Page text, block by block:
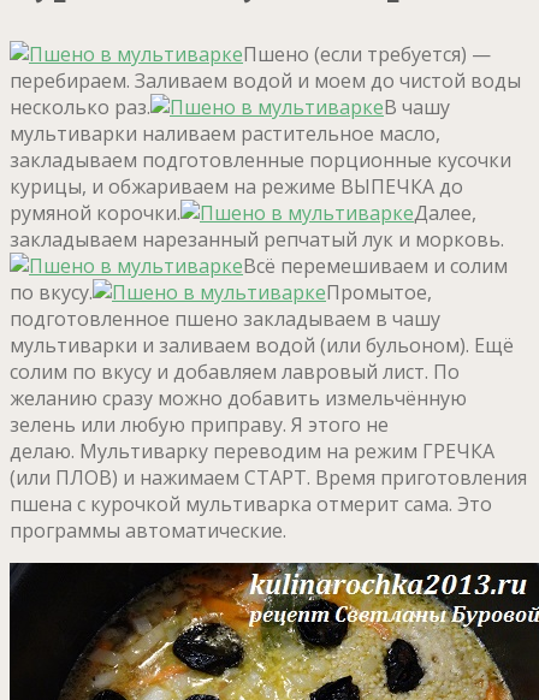
Пшено (если требуется) —
перебираем. Заливаем водой и моем до чистой воды
несколько раз.
В чашу
мультиварки наливаем растительное масло,
закладываем подготовленные порционные кусочки
курицы, и обжариваем на режиме ВЫПЕЧКА до
румяной корочки.
Далее,
закладываем нарезанный репчатый лук и морковь.
Всё перемешиваем и солим
по вкусу.
Промытое,
подготовленное пшено закладываем в чашу
мультиварки и заливаем водой (или бульоном). Ещё
солим по вкусу и добавляем лавровый лист. По
желанию сразу можно добавить измельчённую
зелень или любую приправу. Я этого не
делаю. Мультиварку переводим на режим ГРЕЧКА
(или ПЛОВ) и нажимаем СТАРТ. Время приготовления
пшена с курочкой мультиварка отмерит сама. Это
программы автоматические.